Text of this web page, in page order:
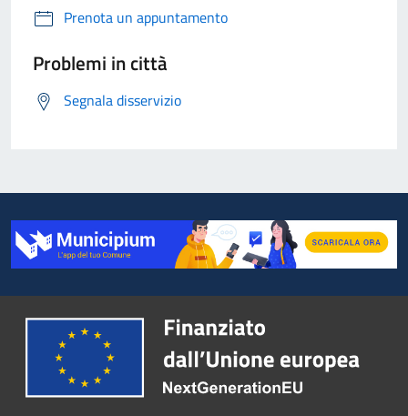
Prenota un appuntamento
Problemi in città
Segnala disservizio